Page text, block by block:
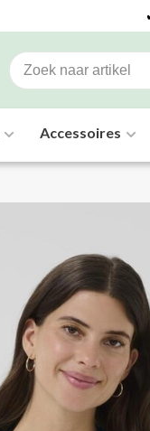
Accessoires